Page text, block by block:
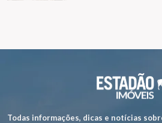
Todas informações, dicas e notícias